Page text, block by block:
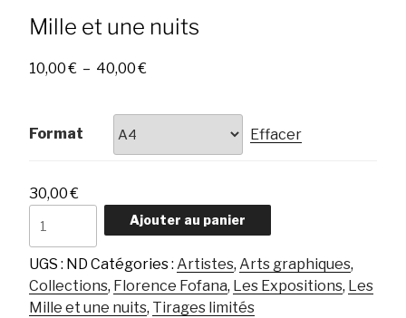
Mille et une nuits
10,00€ – 40,00€
prix :
à
Format Effacer
30,00€
de
Mille
et
une
Ajouter au panier
UGS : ND Catégories : Artistes, Arts graphiques,
Collections, Florence Fofana, Les Expositions, Les
Mille et une nuits, Tirages limités